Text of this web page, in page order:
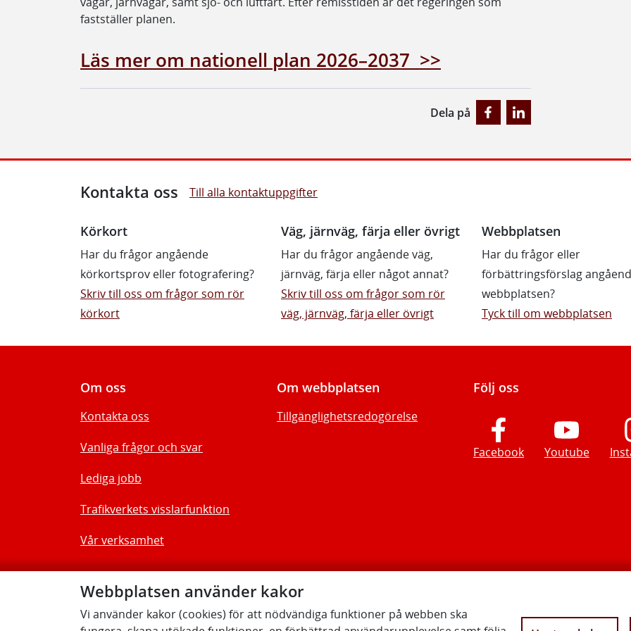
fastställer planen.
Läs mer om nationell plan 2026–2037 >>
Dela på
Webbplatsen använder kakor
Vi använder kakor (cookies) för att nödvändiga funktioner på webben ska
Kontakta oss Till alla kontaktuppgifter
Körkort
Har du frågor angående
körkortsprov eller fotografering?
Skriv till oss om frågor som rör
körkort
Väg, järnväg, färja eller övrigt
Har du frågor angående väg,
järnväg, färja eller något annat?
Skriv till oss om frågor som rör
väg, järnväg, färja eller övrigt
Webbplatsen
Har du frågor eller
förbättringsförslag
webbplatsen?
Tyck till om webbplatsen
Om oss
Kontakta oss
Vanliga frågor och svar
Lediga jobb
Trafikverkets visslarfunktion
Vår verksamhet
Om webbplatsen
Tillgänglighetsredogörelse
Följ oss
Facebook Youtube